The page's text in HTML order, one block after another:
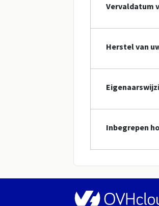
Vervaldatum
Herstel van
Inbegrepen